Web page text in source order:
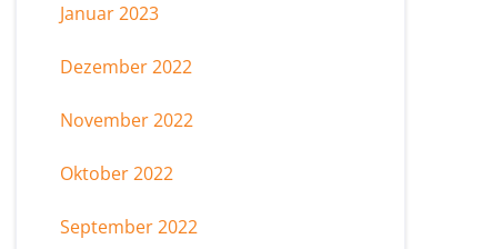
Januar 2023
Dezember 2022
November 2022
Oktober 2022
September 2022